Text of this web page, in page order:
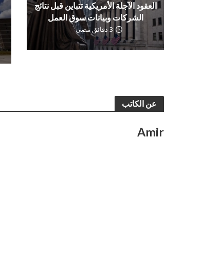
العقود الآجلة الأمريكية تتباين قبل نتائج
الشركات وبيانات سوق العمل
3 دقائق مضى
عن الكاتب
Amir